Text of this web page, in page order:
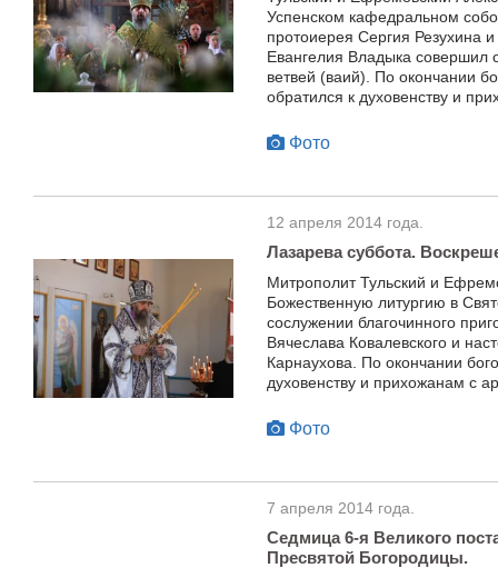
Успенском кафедральном
протоиерея Сергия Резухина
Евангелия Владыка
ветвей (ваий). По окончании
обратился к духовенству и
Фото
12 апреля 2014 года.
Лазарева суббота.
Митрополит Тульский и
Божественную литургию в
сослужении благочинного
Вячеслава Ковалевского и
Карнаухова. По окончании
духовенству и прихожанам с
Фото
7 апреля 2014 года.
Седмица 6-я Великого
Пресвятой Богородицы.